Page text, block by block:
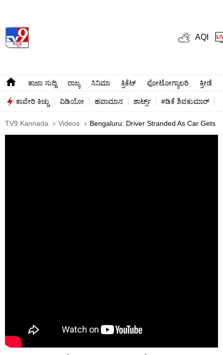
AQI
ತಾಜಾ ಸುದ್ದಿ ರಾಜ್ಯ ಸಿನಿಮಾ ಕ್ರಿಕೆಟ್​ ಫೋಟೋಗ್ಯಾಲರಿ ಕ್ರೀಡೆ
ಕಾವೇರಿ ಕಿಚ್ಚು ವಿಡಿಯೋ ಹವಾಮಾನ ಶಾರ್ಟ್ಸ್​ #ಡಿಕೆ ಶಿವಕುಮಾರ್​
TV9 Kannada Videos Bengaluru: Driver Stranded As Car Gets